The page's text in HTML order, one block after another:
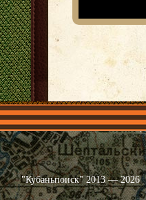
Главная Имена
"Кубаньпоиск" 2013 — 2026